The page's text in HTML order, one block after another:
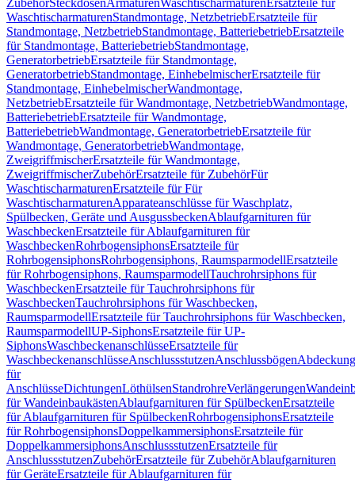
ZubehörSteckdosenArmaturenWaschtischarmaturen Ersatzteile für
WaschtischarmaturenStandmontage, NetzbetriebErsatzteile für
Standmontage, NetzbetriebStandmontage, BatteriebetriebErsatzteile
für Standmontage, BatteriebetriebStandmontage,
GeneratorbetriebErsatzteile für Standmontage,
GeneratorbetriebStandmontage, EinhebelmischerErsatzteile für
Standmontage, EinhebelmischerWandmontage,
NetzbetriebErsatzteile für Wandmontage, NetzbetriebWandmontage,
BatteriebetriebErsatzteile für Wandmontage,
BatteriebetriebWandmontage, GeneratorbetriebErsatzteile für
Wandmontage, GeneratorbetriebWandmontage,
ZweigriffmischerErsatzteile für Wandmontage,
ZweigriffmischerZubehörErsatzteile für ZubehörFür
WaschtischarmaturenErsatzteile für Für
WaschtischarmaturenApparateanschlüsse für Waschplatz,
Spülbecken, Geräte und AusgussbeckenAblaufgarnituren für
WaschbeckenErsatzteile für Ablaufgarnituren für
WaschbeckenRohrbogensiphonsErsatzteile für
RohrbogensiphonsRohrbogensiphons, RaumsparmodellErsatzteile
für Rohrbogensiphons, RaumsparmodellTauchrohrsiphons für
WaschbeckenErsatzteile für Tauchrohrsiphons für
WaschbeckenTauchrohrsiphons für Waschbecken,
RaumsparmodellErsatzteile für Tauchrohrsiphons für Waschbecken,
RaumsparmodellUP-SiphonsErsatzteile für UP-
SiphonsWaschbeckenanschlüsseErsatzteile für
WaschbeckenanschlüsseAnschlussstutzenAnschlussbögen
für
AnschlüsseDichtungenLöthülsenStandrohreVerlängerungen
für WandeinbaukästenAblaufgarnituren für SpülbeckenErsatzteile
für Ablaufgarnituren für SpülbeckenRohrbogensiphonsErsatzteile
für RohrbogensiphonsDoppelkammersiphonsErsatzteile für
DoppelkammersiphonsAnschlussstutzenErsatzteile für
AnschlussstutzenZubehörErsatzteile für ZubehörAblaufgarnituren
für GeräteErsatzteile für Ablaufgarnituren für